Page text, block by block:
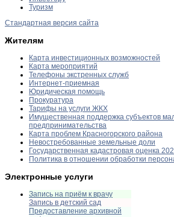
Туризм
Стандартная версия сайта
Жителям
Карта инвестиционных возможностей
Карта мероприятий
Телефоны экстренных служб
Интернет-приемная
Юридическая помощь
Прокуратура
Тарифы на услуги ЖКХ
Имущественная поддержка субъектов
предпринимательства
Карта проблем Красногорского района
Невостребованные земельные доли
Государственная кадастровая оценка
Политика в отношении обработки
Электронные услуги
Запись на приём к врачу
Запись в детский сад
Предоставление архивной